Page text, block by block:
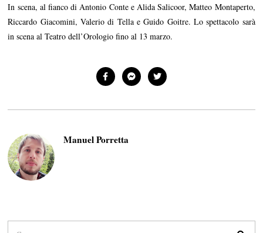
In scena, al fianco di Antonio Conte e Alida Salicoor, Matteo Montaperto,
Riccardo Giacomini, Valerio di Tella e Guido Goitre. Lo spettacolo sarà
in scena al Teatro dell’Orologio fino al 13 marzo.
Manuel Porretta